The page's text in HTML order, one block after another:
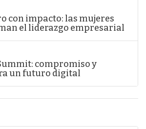
con impacto: las mujeres
el liderazgo empresarial
compromiso y
un futuro digital